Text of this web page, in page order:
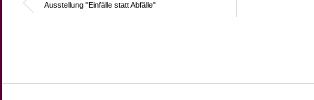
Ausstellung "Einfälle statt Abfälle"